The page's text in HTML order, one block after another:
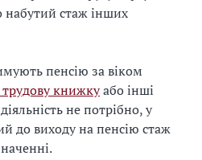
стаж інших
пенсію за віком
книжкуабо інші
не потрібно, у
до виходу на пенсію стаж